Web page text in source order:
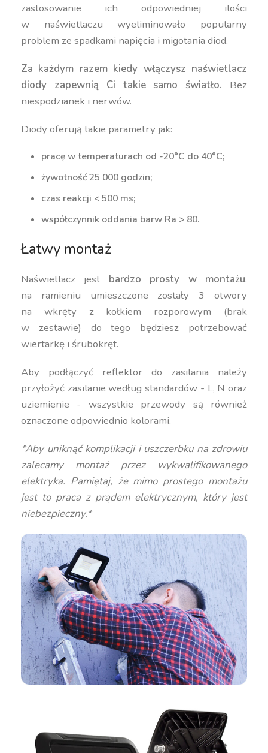
zastosowanie ich odpowiedniej ilości
w naświetlaczu wyeliminowało popularny
problem ze spadkami napięcia i migotania diod.
Za każdym razem kiedy włączysz naświetlacz
diody zapewnią Ci takie samo światło. Bez
niespodzianek i nerwów.
Diody oferują takie parametry jak:
pracę w temperaturach od -20°C do 40°C;
żywotność 25 000 godzin;
czas reakcji < 500 ms;
współczynnik oddania barw Ra > 80.
Łatwy montaż
Naświetlacz jest bardzo prosty w montażu.
na ramieniu umieszczone zostały 3 otwory
na wkręty z kołkiem rozporowym (brak
w zestawie) do tego będziesz potrzebować
wiertarkę i śrubokręt.
Aby podłączyć reflektor do zasilania należy
przyłożyć zasilanie według standardów - L, N oraz
uziemienie - wszystkie przewody są również
oznaczone odpowiednio kolorami.
*Aby uniknąć komplikacji i uszczerbku na zdrowiu
zalecamy montaż przez wykwalifikowanego
elektryka. Pamiętaj, że mimo prostego montażu
jest to praca z prądem elektrycznym, który jest
niebezpieczny.*